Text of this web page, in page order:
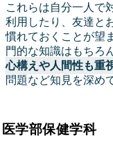
これらは自分一人で
利用したり、友達と
慣れておくことが望
門的な知識はもちろ
心構えや人間性も重
問題など知見を深め
医学部保健学科